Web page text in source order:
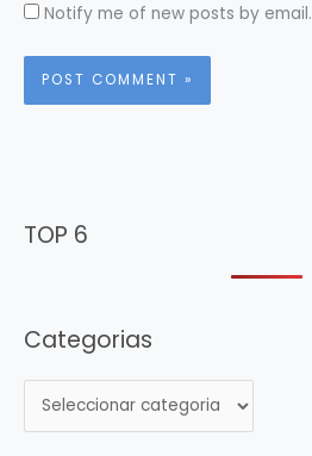
Notify me of new posts by email.
TOP 6
Categorias
a